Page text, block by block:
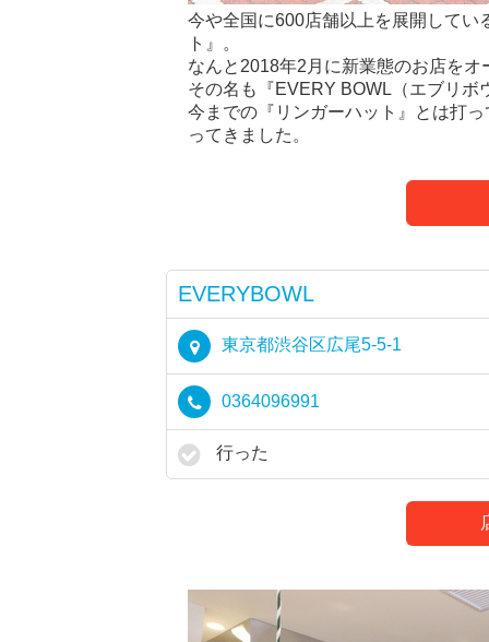
今や全国に600店舗以上を展開してい
ト』。
なんと2018年2月に新業態のお店を
その名も『EVERY BOWL（エブリボ
今までの『リンガーハット』とは打
ってきました。
EVERYBOWL
東京都渋谷区広尾5-5-1
0364096991
行った